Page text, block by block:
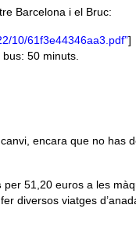
Barcelona i el Bruc:
10/61f3e44346aa3.pdf”]
50 minuts.
encara que no has
per 51,20 euros a les
diversos viatges